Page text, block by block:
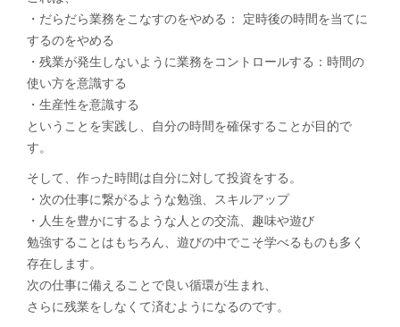
・だらだら業務をこなすのをやめる： 定時後の時間を当てに
するのをやめる
・残業が発生しないように業務をコントロールする：時間の
使い方を意識する
・生産性を意識する
ということを実践し、自分の時間を確保することが目的で
す。
そして、作った時間は自分に対して投資をする。
・次の仕事に繋がるような勉強、スキルアップ
・人生を豊かにするような人との交流、趣味や遊び
勉強することはもちろん、遊びの中でこそ学べるものも多く
存在します。
次の仕事に備えることで良い循環が生まれ、
さらに残業をしなくて済むようになるのです。